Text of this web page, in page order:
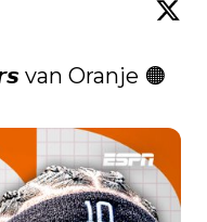
van Oranje 🟠